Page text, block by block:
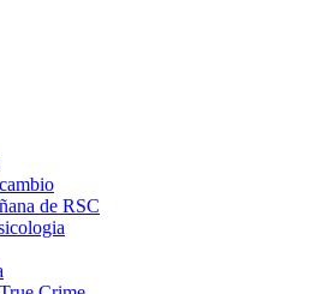
de RSC